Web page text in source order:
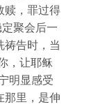
赎，罪过得
聚会后一
祷告时，当
，让耶稣
明显感受
那里，是伸